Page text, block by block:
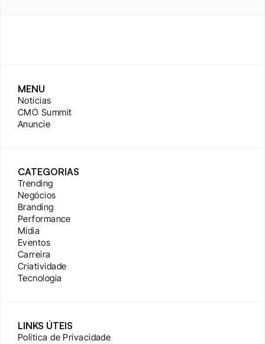
MENU
Notícias
CMO Summit
Anuncie
CATEGORIAS
Trending
Negócios
Branding
Performance
Mídia
Eventos
Carreira
Criatividade
Tecnologia
LINKS ÚTEIS
Política de Privacidade